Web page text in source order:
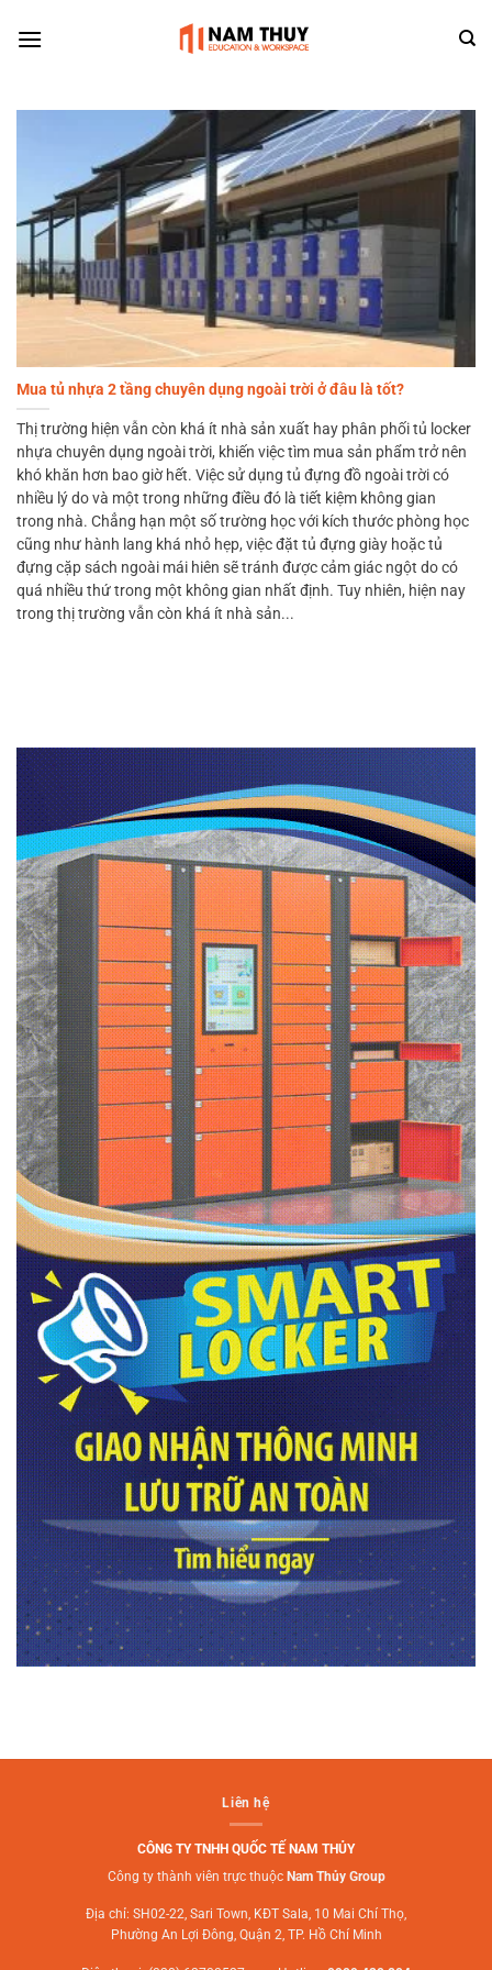
Mua tủ nhựa 2 tầng chuyên dụng ngoài trời ở đâu là tốt?
Thị trường hiện vẫn còn khá ít nhà sản xuất hay phân phối tủ locker
nhựa chuyên dụng ngoài trời, khiến việc tìm mua sản phẩm trở nên
khó khăn hơn bao giờ hết. Việc sử dụng tủ đựng đồ ngoài trời có
nhiều lý do và một trong những điều đó là tiết kiệm không gian
trong nhà. Chẳng hạn một số trường học với kích thước phòng học
cũng như hành lang khá nhỏ hẹp, việc đặt tủ đựng giày hoặc tủ
đựng cặp sách ngoài mái hiên sẽ tránh được cảm giác ngột do có
quá nhiều thứ trong một không gian nhất định. Tuy nhiên, hiện nay
trong thị trường vẫn còn khá ít nhà sản...
Liên hệ
CÔNG TY TNHH QUỐC TẾ NAM THỦY
Công ty thành viên trực thuộc Nam Thủy Group
Địa chỉ: SH02-22, Sari Town, KĐT Sala, 10 Mai Chí Thọ,
Phường An Lợi Đông, Quận 2, TP. Hồ Chí Minh